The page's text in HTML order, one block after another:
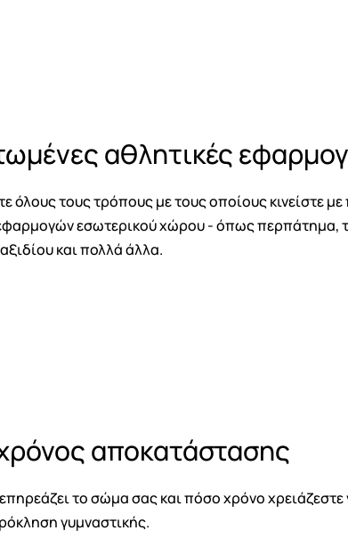
αθλητικές
όλους τους τρόπους με τους οποίους κινείστε
εσωτερικού χώρου - όπως περπάτημα,
και πολλά άλλα.
αποκατάστασης
το σώμα σας και πόσο χρόνο χρειάζεστε
γυμναστικής.